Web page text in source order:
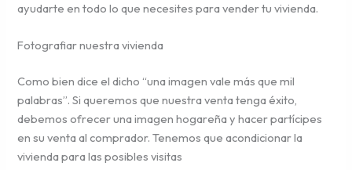
ayudarte en todo lo que necesites para vender tu vivienda.
Fotografiar nuestra vivienda
Como bien dice el dicho “una imagen vale más que mil
palabras”. Si queremos que nuestra venta tenga éxito,
debemos ofrecer una imagen hogareña y hacer partícipes
en su venta al comprador. Tenemos que acondicionar la
vivienda para las posibles visitas